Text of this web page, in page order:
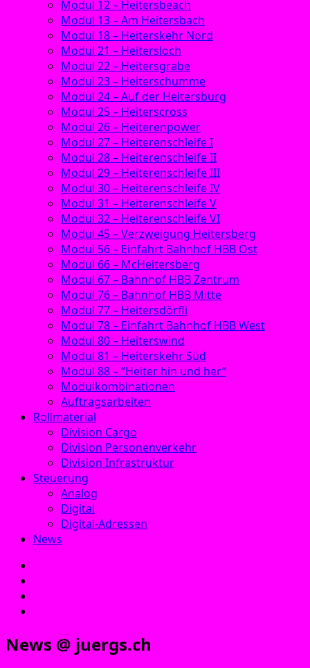
Modul 12 – Heitersbeach
Modul 13 – Am Heitersbach
Modul 18 – Heiterskehr Nord
Modul 21 – Heitersloch
Modul 22 – Heitersgrabe
Modul 23 – Heiterschumme
Modul 24 – Auf der Heitersburg
Modul 25 – Heiterscross
Modul 26 – Heiterenpower
Modul 27 – Heiterenschleife I
Modul 28 – Heiterenschleife II
Modul 29 – Heiterenschleife III
Modul 30 – Heiterenschleife IV
Modul 31 – Heiterenschleife V
Modul 32 – Heiterenschleife VI
Modul 45 – Verzweigung Heitersberg
Modul 56 – Einfahrt Bahnhof HBB Ost
Modul 66 – McHeitersberg
Modul 67 – Bahnhof HBB Zentrum
Modul 76 – Bahnhof HBB Mitte
Modul 77 – Heitersdörfli
Modul 78 – Einfahrt Bahnhof HBB West
Modul 80 – Heiterswind
Modul 81 – Heiterskehr Süd
Modul 88 – “Heiter hin und her”
Modulkombinationen
Auftragsarbeiten
Rollmaterial
Division Cargo
Division Personenverkehr
Division Infrastruktur
Steuerung
Analog
Digital
Digital-Adressen
News
News @ juergs.ch